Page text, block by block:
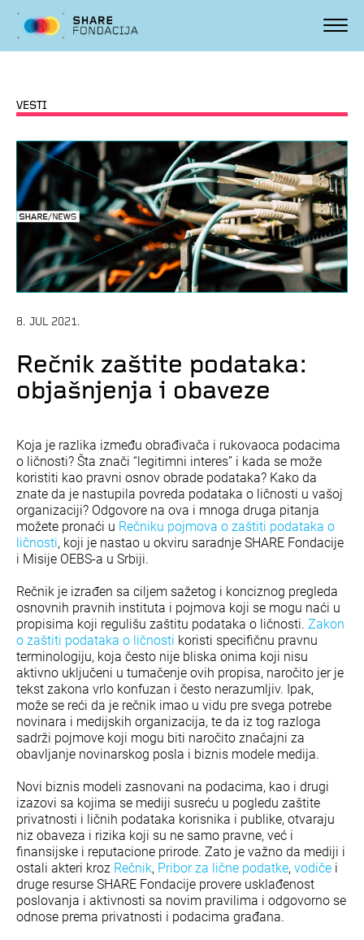
VESTI
8. JUL 2021.
Rečnik zaštite podataka:
objašnjenja i obaveze
Koja je razlika između obrađivača i rukovaoca podacima
o ličnosti? Šta znači “legitimni interes” i kada se može
koristiti kao pravni osnov obrade podataka? Kako da
znate da je nastupila povreda podataka o ličnosti u vašoj
organizaciji? Odgovore na ova i mnoga druga pitanja
možete pronaći u Rečniku pojmova o zaštiti podataka o
ličnosti, koji je nastao u okviru saradnje SHARE Fondacije
i Misije OEBS-a u Srbiji.
Rečnik je izrađen sa ciljem sažetog i konciznog pregleda
osnovnih pravnih instituta i pojmova koji se mogu naći u
propisima koji regulišu zaštitu podataka o ličnosti. Zakon
o zaštiti podataka o ličnosti koristi specifičnu pravnu
terminologiju, koja često nije bliska onima koji nisu
aktivno uključeni u tumačenje ovih propisa, naročito jer je
tekst zakona vrlo konfuzan i često nerazumljiv. Ipak,
može se reći da je rečnik imao u vidu pre svega potrebe
novinara i medijskih organizacija, te da iz tog razloga
sadrži pojmove koji mogu biti naročito značajni za
obavljanje novinarskog posla i biznis modele medija.
Novi biznis modeli zasnovani na podacima, kao i drugi
izazovi sa kojima se mediji susreću u pogledu zaštite
privatnosti i ličnih podataka korisnika i publike, otvaraju
niz obaveza i rizika koji su ne samo pravne, već i
finansijske i reputacione prirode. Zato je važno da mediji i
ostali akteri kroz Rečnik, Pribor za lične podatke, vodiče i
druge resurse SHARE Fondacije provere usklađenost
poslovanja i aktivnosti sa novim pravilima i odgovorno se
odnose prema privatnosti i podacima građana.